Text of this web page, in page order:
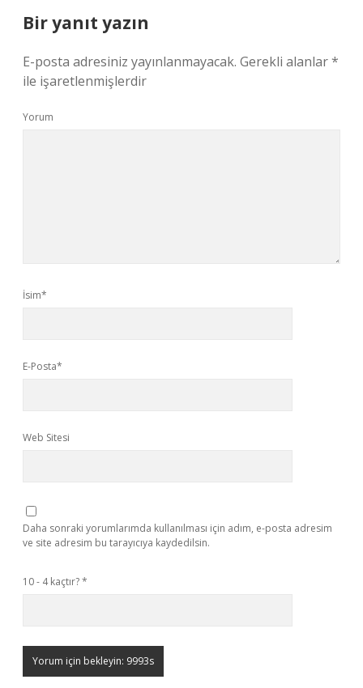
Bir yanıt yazın
E-posta adresiniz yayınlanmayacak. Gerekli alanlar*
ile işaretlenmişlerdir
Yorum
İsim*
E-Posta*
Web Sitesi
Daha sonraki yorumlarımda kullanılması için adım, e-posta adresim
ve site adresim bu tarayıcıya kaydedilsin.
10 - 4 kaçtır?*